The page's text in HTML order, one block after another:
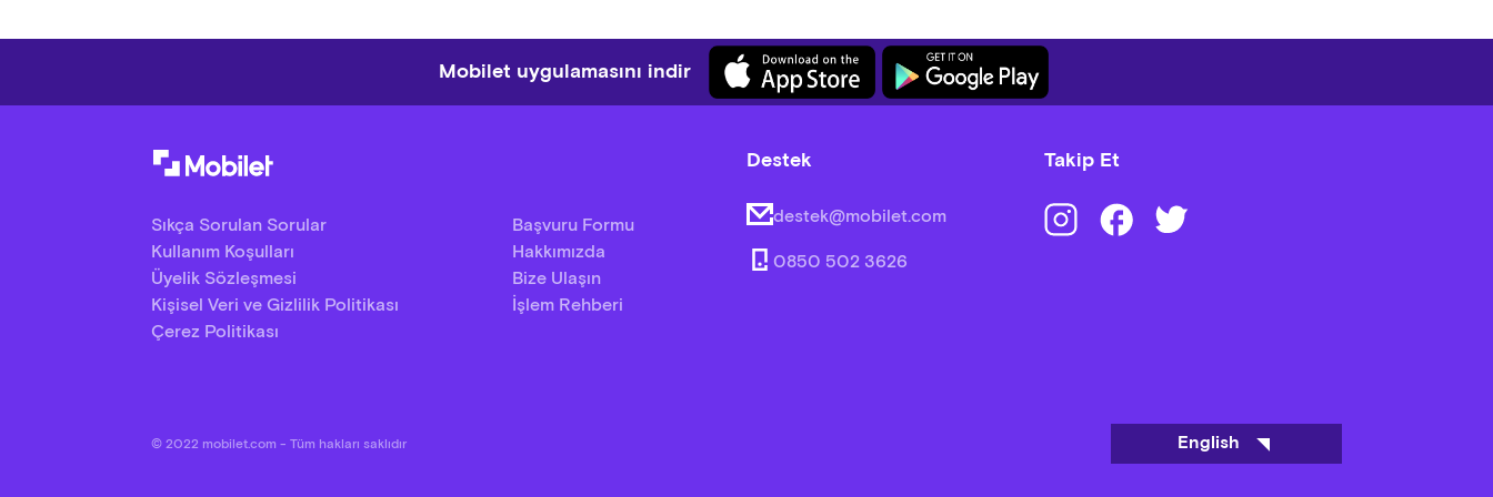
Mobilet uygulamasını indir
Sıkça Sorulan Sorular
Kullanım Koşulları
Üyelik Sözleşmesi
Kişisel Veri ve Gizlilik Politikası
Çerez Politikası
Başvuru Formu
Hakkımızda
Bize Ulaşın
İşlem Rehberi
Destek
destek@mobilet.com
0850 502 3626
Takip Et
© 2022 mobilet.com - Tüm hakları saklıdır English